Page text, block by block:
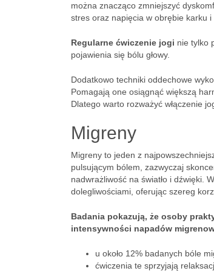
można znacząco zmniejszyć
stres oraz napięcia w obrębie karku i
Regularne ćwiczenie jogi nie tylko
pojawienia się bólu głowy.
Dodatkowo techniki oddechowe
Pomagają one osiągnąć większą
Dlatego warto rozważyć włączenie
Migreny
Migreny to jeden z
pulsującym bólem, zazwyczaj
nadwrażliwość na światło i dźwięki.
dolegliwościami, oferując szereg
Badania pokazują, że osoby
intensywności napadów
u około 12% badanych bóle
ćwiczenia te sprzyjają